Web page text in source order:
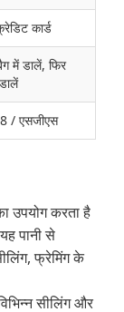
कार्ड
में डालें, फिर
/ एसजीएस
उपयोग करता है
पानी से
फ्रेमिंग के
सीलिंग और